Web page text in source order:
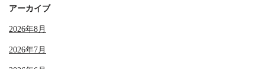
アーカイブ
2026年8月
2026年7月